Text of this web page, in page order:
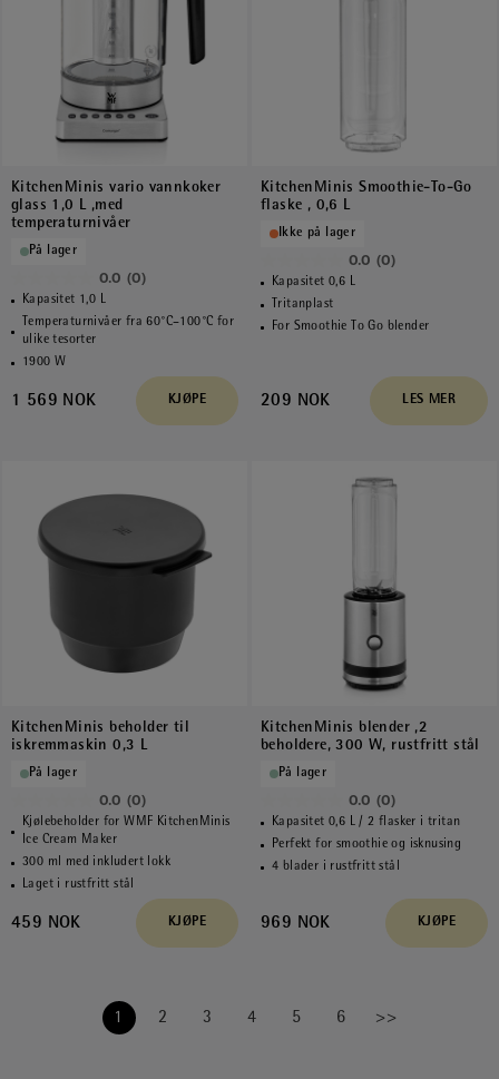
KitchenMinis vario vannkoker
glass 1,0 L ,med
temperaturnivåer
På lager
0.0 (0)
0.0
av
Kapasitet 1,0 L
Temperaturnivåer fra 60°C–100°C for
ulike tesorter
1900 W
1 569 NOK KJØPE
KitchenMinis Smoothie-To-Go
flaske , 0,6 L
Ikke på lager
0.0 (0)
0.0
av
5
Kapasitet 0,6 L
Tritanplast
For Smoothie To Go blender
209 NOK LES MER
KitchenMinis beholder til
iskremmaskin 0,3 L
På lager
0.0 (0)
0.0
av
5
stjerner.
Kjølebeholder for WMF KitchenMinis
Ice Cream Maker
300 ml med inkludert lokk
Laget i rustfritt stål
459 NOK KJØPE
KitchenMinis blender ,2
beholdere, 300 W, rustfritt stål
På lager
0.0 (0)
0.0
av
5
Kapasitet 0,6 L / 2 flasker i tritan
Perfekt for smoothie og isknusing
4 blader i rustfritt stål
969 NOK KJØPE
1 2 3 4 5 6 >>